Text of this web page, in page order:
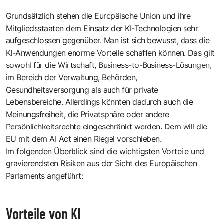
Grundsätzlich stehen die Europäische Union und ihre
Mitgliedsstaaten dem Einsatz der KI-Technologien sehr
aufgeschlossen gegenüber. Man ist sich bewusst, dass die
KI-Anwendungen enorme Vorteile schaffen können. Das gilt
sowohl für die Wirtschaft, Business-to-Business-Lösungen,
im Bereich der Verwaltung, Behörden,
Gesundheitsversorgung als auch für private
Lebensbereiche. Allerdings könnten dadurch auch die
Meinungsfreiheit, die Privatsphäre oder andere
Persönlichkeitsrechte eingeschränkt werden. Dem will die
EU mit dem AI Act einen Riegel vorschieben.
Im folgenden Überblick sind die wichtigsten Vorteile und
gravierendsten Risiken aus der Sicht des Europäischen
Parlaments angeführt:
Vorteile von KI